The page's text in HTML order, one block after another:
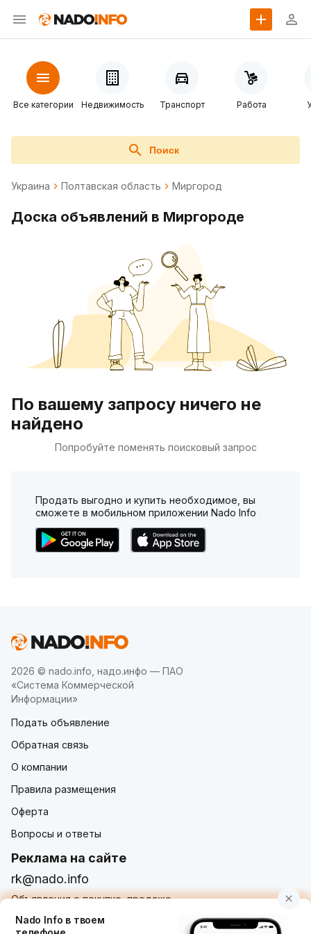
Все категории Недвижимость Транспорт Работа
Поиск
Украина Полтавская область Миргород
Доска объявлений в Миргороде
По вашему запросу ничего не
найдено
Попробуйте поменять поисковый запрос
Продать выгодно и купить необходимое, вы
сможете в мобильном приложении Nado Info
2026 © nado.info, надо.инфо — ПАО
«Система Коммерческой
Информации»
Подать объявление
Обратная связь
О компании
Правила размещения
Оферта
Вопросы и ответы
Реклама на сайте
rk@nado.info
Объявления о покупке, продаже,
услугах от частных лиц и организаций
Nado Info в твоем